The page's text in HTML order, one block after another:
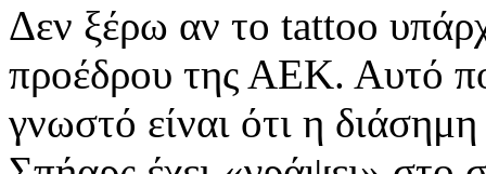
Δεν ξέρω αν το tattoo
προέδρου της ΑΕΚ. Αυτό
γνωστό είναι ότι η